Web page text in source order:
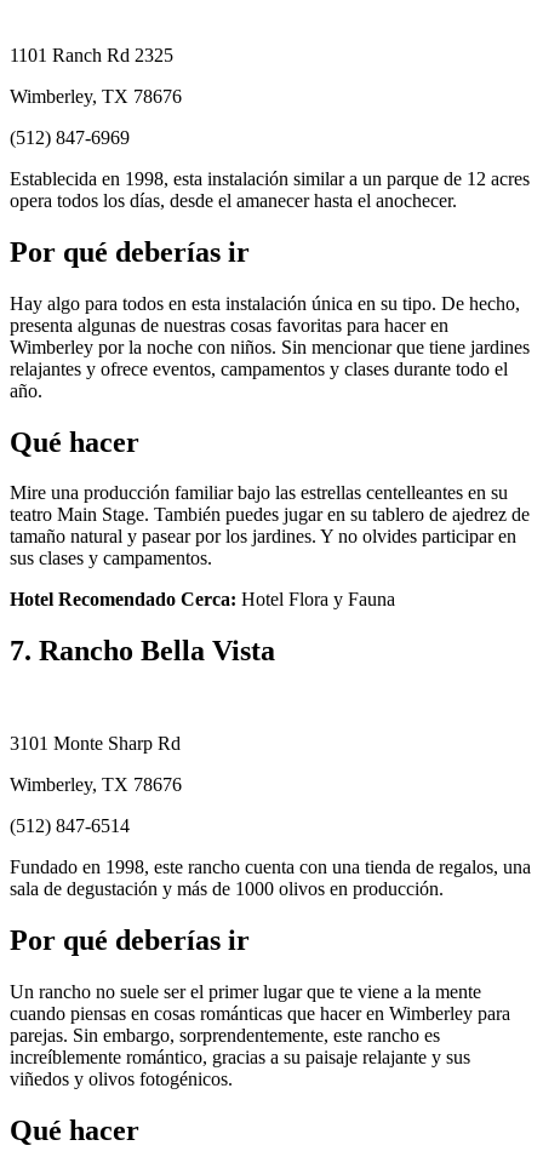
1101 Ranch Rd 2325
Wimberley, TX 78676
(512) 847-6969
Establecida en 1998, esta instalación similar a un parque de 12 acres
opera todos los días, desde el amanecer hasta el anochecer.
Por qué deberías ir
Hay algo para todos en esta instalación única en su tipo. De hecho,
presenta algunas de nuestras cosas favoritas para hacer en
Wimberley por la noche con niños. Sin mencionar que tiene jardines
relajantes y ofrece eventos, campamentos y clases durante todo el
año.
Qué hacer
Mire una producción familiar bajo las estrellas centelleantes en su
teatro Main Stage. También puedes jugar en su tablero de ajedrez de
tamaño natural y pasear por los jardines. Y no olvides participar en
sus clases y campamentos.
Hotel Recomendado Cerca: Hotel Flora y Fauna
7. Rancho Bella Vista
3101 Monte Sharp Rd
Wimberley, TX 78676
(512) 847-6514
Fundado en 1998, este rancho cuenta con una tienda de regalos, una
sala de degustación y más de 1000 olivos en producción.
Por qué deberías ir
Un rancho no suele ser el primer lugar que te viene a la mente
cuando piensas en cosas románticas que hacer en Wimberley para
parejas. Sin embargo, sorprendentemente, este rancho es
increíblemente romántico, gracias a su paisaje relajante y sus
viñedos y olivos fotogénicos.
Qué hacer